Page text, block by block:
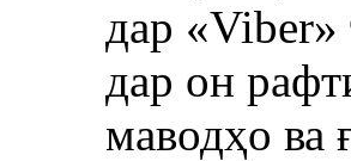
дар «Viber»
дар он
маводҳо ва